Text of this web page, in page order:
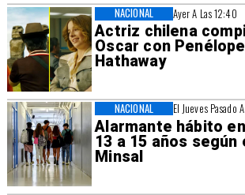
Ayer A Las 12:40
Actriz chilena
Oscar con
Hathaway
NACIONAL
El Jueves Pasado
Alarmante hábito
13 a 15 años según
Minsal
NACIONAL